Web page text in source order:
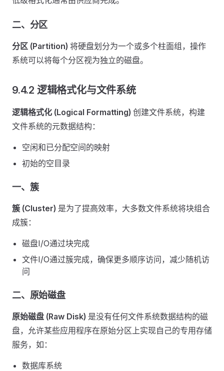
二、分区
分区 (Partition) 将硬盘划分为一个或多个柱面组，操作
系统可以将每个分区视为独立的磁盘。
9.4.2 逻辑格式化与文件系统
逻辑格式化 (Logical Formatting) 创建文件系统，构建
文件系统的元数据结构：
空闲和已分配空间的映射
初始的空目录
一、簇
簇 (Cluster) 是为了提高效率，大多数文件系统将块组合
成簇：
磁盘I/O通过块完成
文件I/O通过簇完成，确保更多顺序访问，减少随机访
问
二、原始磁盘
原始磁盘 (Raw Disk) 是没有任何文件系统数据结构的磁
盘，允许某些应用程序在原始分区上实现自己的专用存储
服务，如：
数据库系统